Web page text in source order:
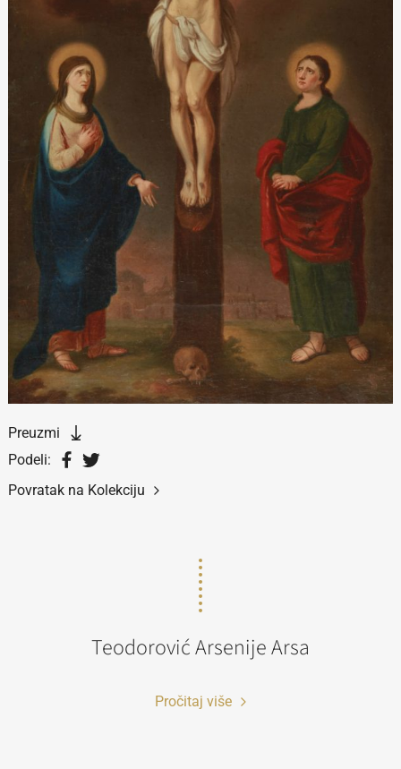
Preuzmi
Podeli:
Povratak na Kolekciju
Teodorović Arsenije Arsa
Pročitaj više